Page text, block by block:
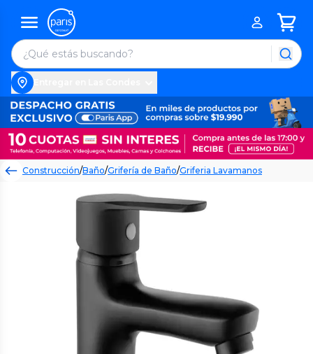
Construcción/Baño/Grifería de Baño/Griferia Lavamanos